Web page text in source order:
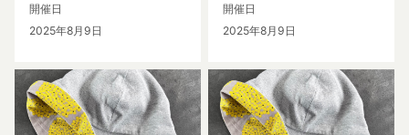
開催日
2025年8月9日
開催日
2025年8月9日